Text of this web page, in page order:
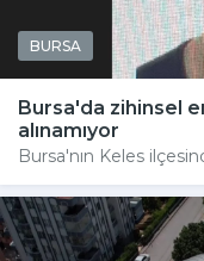
BURSA
Bursa'da zihinsel
alınamıyor
Bursa'nın Keles